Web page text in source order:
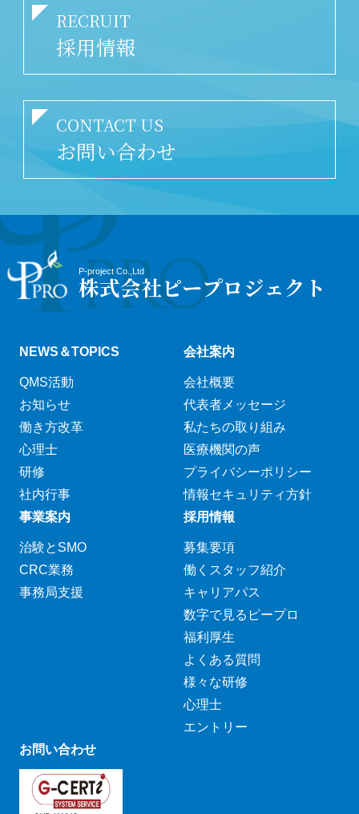
RECRUIT
採用情報
CONTACT US
お問い合わせ
P-project Co.,Ltd
株式会社ピープロジェクト
NEWS＆TOPICS
QMS活動
お知らせ
働き方改革
心理士
研修
社内行事
会社案内
会社概要
代表者メッセージ
私たちの取り組み
医療機関の声
プライバシーポリシー
情報セキュリティ方針
事業案内
治験とSMO
CRC業務
事務局支援
採用情報
募集要項
働くスタッフ紹介
キャリアパス
数字で見るピープロ
福利厚生
よくある質問
様々な研修
心理士
エントリー
お問い合わせ